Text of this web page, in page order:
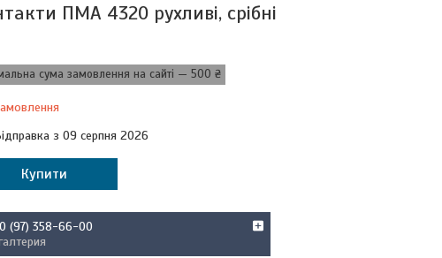
ПМА 4320 рухливі, срібні
сума замовлення на сайті — 500 ₴
з 09 серпня 2026
Купити
(97) 358-66-00